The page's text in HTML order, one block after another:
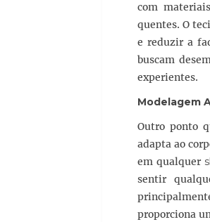
com
quentes. O
e reduzir a
buscam
experientes.
Modelagem
Outro ponto
adapta ao
em qualquer
sentir
proporciona